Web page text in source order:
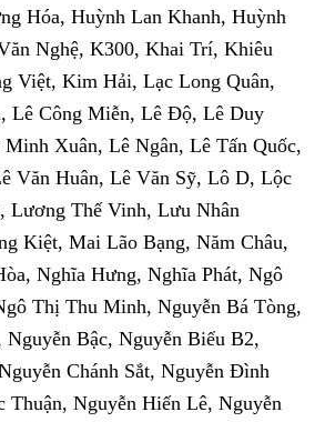
Hóa, Huỳnh Lan Khanh, Huỳnh
Nghệ, K300, Khai Trí, Khiêu
Việt, Kim Hải, Lạc Long Quân,
Lê Công Miễn, Lê Độ, Lê Duy
Xuân, Lê Ngân, Lê Tấn Quốc,
Văn Huân, Lê Văn Sỹ, Lô D, Lộc
Lương Thế Vinh, Lưu Nhân
Kiệt, Mai Lão Bạng, Năm Châu,
Nghĩa Hưng, Nghĩa Phát, Ngô
Thị Thu Minh, Nguyễn Bá Tòng,
Nguyễn Bậc, Nguyễn Biểu B2,
Chánh Sắt, Nguyễn Đình
Nguyễn Hiến Lê, Nguyễn